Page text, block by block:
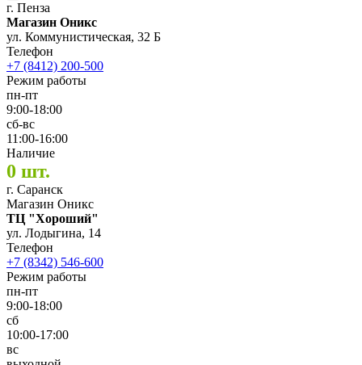
г. Пенза
Магазин Оникс
ул. Коммунистическая, 32 Б
Телефон
+7 (8412) 200-500
Режим работы
пн-пт
9:00-18:00
сб-вс
11:00-16:00
Наличие
0 шт.
г. Саранск
Магазин Оникс
ТЦ "Хороший"
ул. Лодыгина, 14
Телефон
+7 (8342) 546-600
Режим работы
пн-пт
9:00-18:00
сб
10:00-17:00
вс